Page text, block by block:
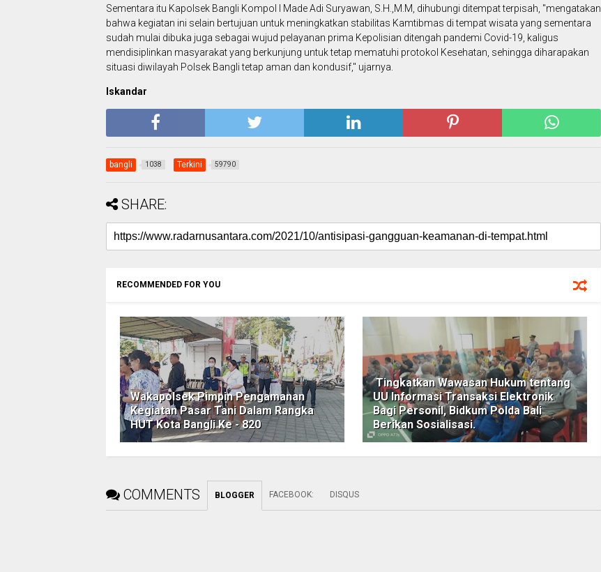
Sementara itu Kapolsek Bangli Kompol I Made Adi Suryawan, S.H.,M.M, dihubungi ditempat terpisah, "mengatakan
bahwa kegiatan ini selain bertujuan untuk meningkatkan stabilitas Kamtibmas di tempat wisata yang sementara
sudah mulai dibuka juga sebagai wujud pelayanan prima Kepolisian ditengah pandemi Covid-19, kaligus
mendisiplinkan masyarakat yang berkunjung untuk tetap mematuhi protokol Kesehatan, sehingga diharapakan
situasi diwilayah Polsek Bangli tetap aman dan kondusif," ujarnya.
Iskandar
bangli 1038 Terkini 59790
SHARE:
RECOMMENDED FOR YOU
Wakapolsek Pimpin Pengamanan
Kegiatan Pasar Tani Dalam Rangka
HUT Kota Bangli Ke - 820
Tingkatkan Wawasan Hukum tentang
UU Informasi Transaksi Elektronik
Bagi Personil, Bidkum Polda Bali
Berikan Sosialisasi.
COMMENTS BLOGGER FACEBOOK: DISQUS